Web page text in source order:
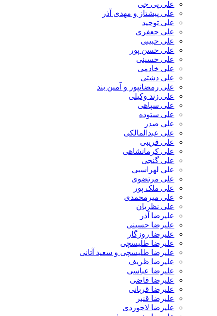
علی پی جی
علی پیشتاز و مهدی آذر
علی توحید
علی جعفری
علی حبیبی
علی حسن پور
علی حسینی
علی خادمی
علی دشتی
علی رمضانپور و آمین بند
علی زند وکیلی
علی سپاهی
علی ستوده
علی صدر
علی عبدالمالکی
علی قریبی
علی کرمانشاهی
علی گنجی
علی لهراسبی
علی مرتضوی
علی ملک پور
علی میرمحمدی
علی نظریان
علیرضا آذر
علیرضا حسینی
علیرضا روزگار
علیرضا طلیسچی
علیرضا طلیسچی و سعید آتانی
علیرضا ظریف
علیرضا عباسی
علیرضا قاضی
علیرضا قربانی
علیرضا قنبر
علیرضا لاجوردی